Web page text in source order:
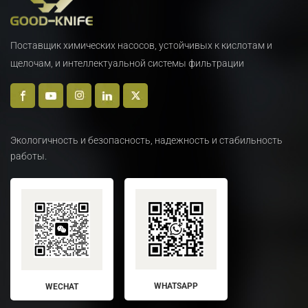
Поставщик химических насосов, устойчивых к кислотам и
щелочам, и интеллектуальной системы фильтрации
Экологичность и безопасность, надежность и стабильность
работы.
WECHAT WHATSAPP